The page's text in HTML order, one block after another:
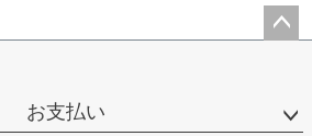
お支払い